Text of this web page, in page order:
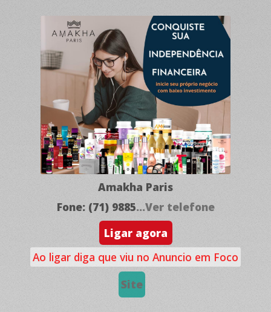
Amakha Paris
Fone: (71) 9885...Ver telefone
Ligar agora
Ao ligar diga que viu no Anuncio em Foco
Site